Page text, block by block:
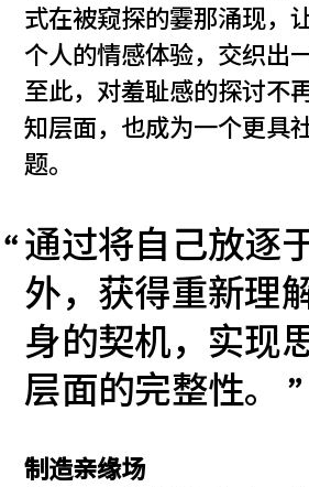
式在被窥探的霎那涌现，
个人的情感体验，交织出
至此，对羞耻感的探讨不
知层面，也成为一个更具
题。
通过将自己放逐
外，获得重新理
身的契机，实现
层面的完整性。
制造亲缘场